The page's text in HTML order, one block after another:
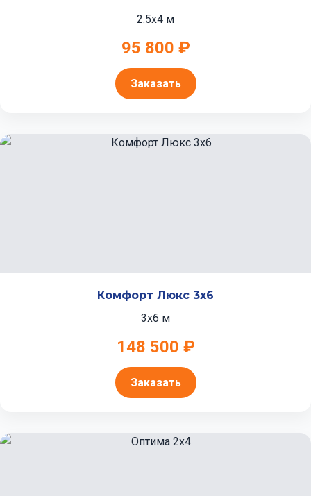
2.5x4 м
95 800 ₽
Заказать
Комфорт Люкс 3x6
3x6 м
148 500 ₽
Заказать